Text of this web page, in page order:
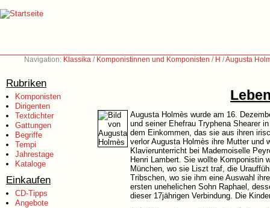
Navigation: Klassika / Komponistinnen und Komponisten / H /Augusta
Rubriken
Komponisten
Dirigenten
Textdichter
Gattungen
Begriffe
Tempi
Jahrestage
Kataloge
Einkaufen
CD-Tipps
Angebote
Augusta Holmès wurde am 16.
und seiner Ehefrau Tryphena Shearer
dem Einkommen, das sie aus ihren
verlor Augusta Holmès ihre Mutter und
Klavierunterricht bei Mademoiselle
Henri Lambert. Sie wollte Komponistin
München, wo sie Liszt traf, die
Tribschen, wo sie ihm eine Auswahl
ersten unehelichen Sohn Raphael,
dieser 17jährigen Verbindung. Die